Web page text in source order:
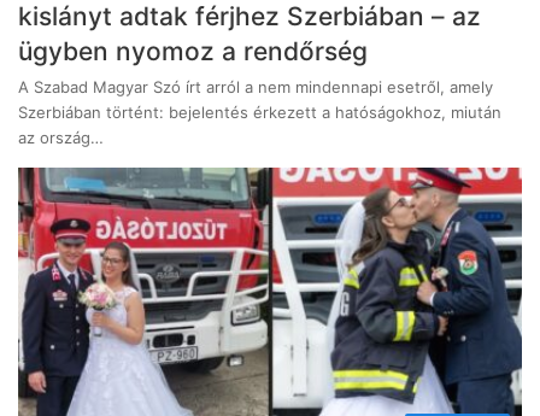
kislányt adtak férjhez Szerbiában – az
ügyben nyomoz a rendőrség
A Szabad Magyar Szó írt arról a nem mindennapi esetről, amely
Szerbiában történt: bejelentés érkezett a hatóságokhoz, miután
az ország…